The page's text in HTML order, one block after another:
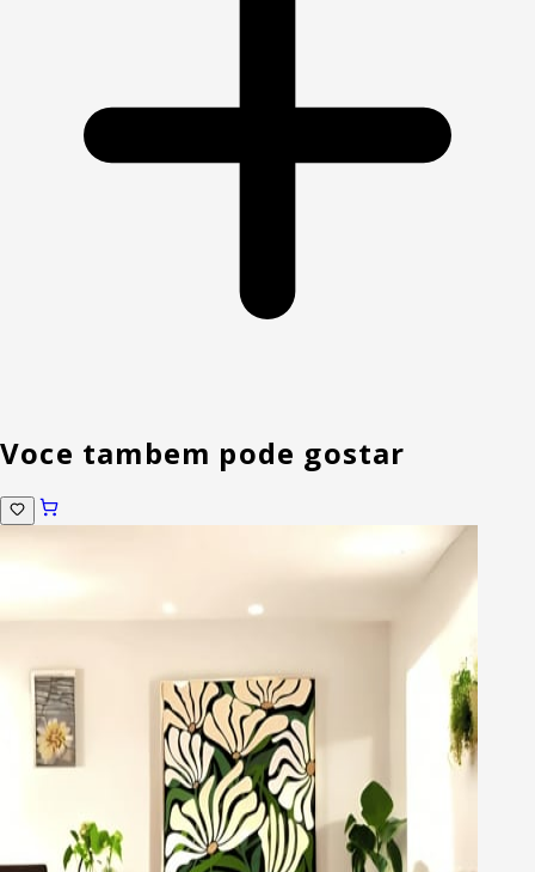
Voce tambem pode gostar